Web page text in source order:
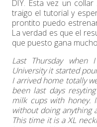
DIY. Esta vez un
traigo el tutorial y
prontito puedo
La verdad es que el
que puesto gana
Last Thursday
University it started
I arrived home totally
been last days
milk cups with honey.
without doing anything
This time it is a XL